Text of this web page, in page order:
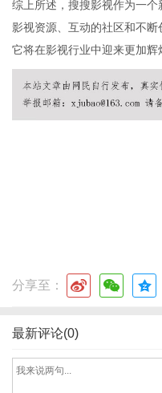
综上所述，搜搜影视作为一
影视资源、互动的社区和不
它将在影视行业中迎来更加辉
分享至：
最新评论(0)